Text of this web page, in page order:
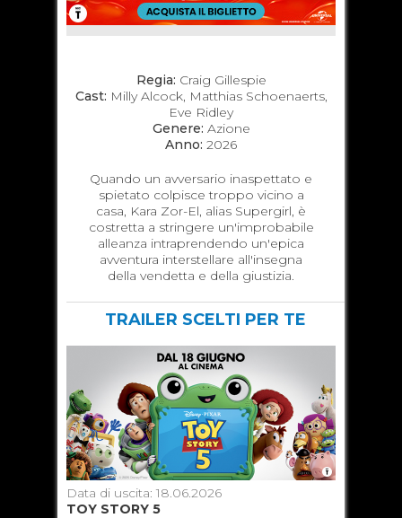
Regia: Craig Gillespie
Cast: Milly Alcock, Matthias Schoenaerts,
Eve Ridley
Genere: Azione
Anno: 2026
Quando un avversario inaspettato e
spietato colpisce troppo vicino a
casa, Kara Zor-El, alias Supergirl, è
costretta a stringere un'improbabile
alleanza intraprendendo un'epica
avventura interstellare all'insegna
della vendetta e della giustizia.
TRAILER SCELTI PER TE
Data di uscita: 18.06.2026
TOY STORY 5